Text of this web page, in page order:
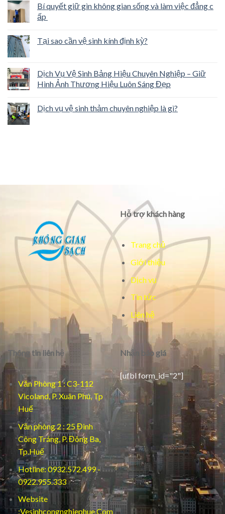
Bí quyết giữ gìn không gian sống và làm việc đẳng c
ấp
Tại sao cần vệ sinh kính định kỳ?
Dịch Vụ Vệ Sinh Bảng Hiệu Chuyên Nghiệp – Giữ
Hình Ảnh Thương Hiệu Luôn Sáng Đẹp
Dịch vụ vệ sinh thảm chuyên nghiệp là gì?
Hỗ trợ khách hàng
Trang chủ
Giới thiệu
Dịch vụ
Tin tức
Liên hệ
Thông tin liên hệ
Văn Phòng 1 : C3-112
Vicoland, P. Xuân Phú, Tp
Huế
Văn phòng 2 : 25 Đinh
Công Tráng, P. Đông Ba,
Tp.Huế
Hotline: 0932.572.499 -
0922.955.333
Website
:Vesinhcongnghiephue.Com
Nhận báo giá
[ufbl form_id="2"]